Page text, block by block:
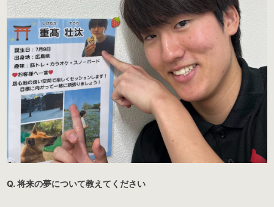
Q. 将来の夢について教えてください